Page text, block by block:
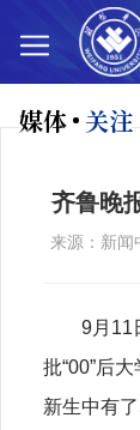
媒体 关注
齐鲁晚
来源：新
9月11
批“00”后
新生中有